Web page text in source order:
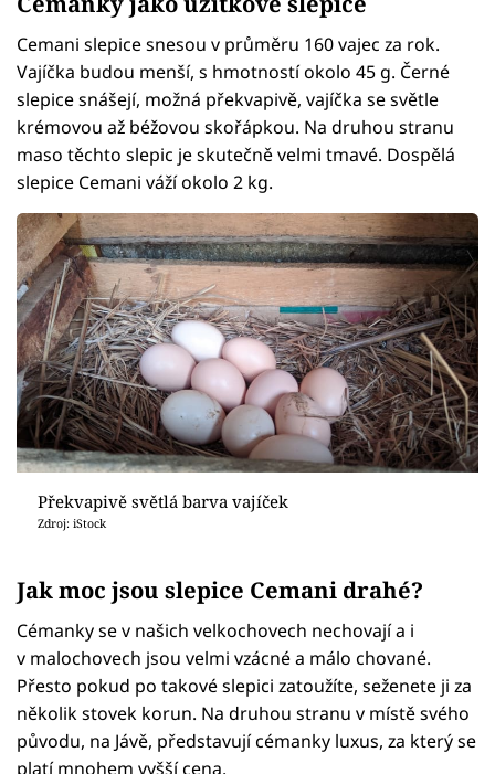
Cemani slepice snesou v průměru 160 vajec za rok.
Vajíčka budou menší, s hmotností okolo 45 g. Černé
slepice snášejí, možná překvapivě, vajíčka se světle
krémovou až béžovou skořápkou. Na druhou stranu
maso těchto slepic je skutečně velmi tmavé. Dospělá
slepice Cemani váží okolo 2 kg.
Překvapivě světlá barva vajíček
Zdroj: iStock
Jak moc jsou slepice Cemani drahé?
Cémanky se v našich velkochovech nechovají a i
v malochovech jsou velmi vzácné a málo chované.
Přesto pokud po takové slepici zatoužíte, seženete ji za
několik stovek korun. Na druhou stranu v místě svého
původu, na Jávě, představují cémanky luxus, za který se
platí mnohem vyšší cena.